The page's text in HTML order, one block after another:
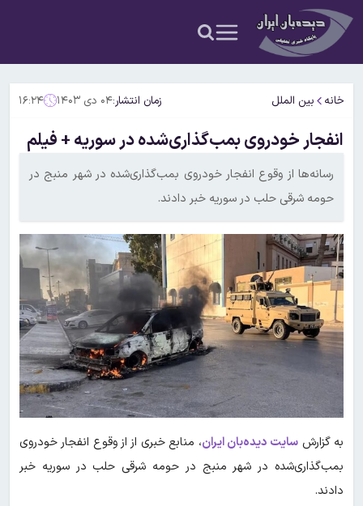
خانه بین الملل زمان انتشار:۰۴ دی ۱۴۰۳ ۱۶:۲۴
انفجار خودروی بمب‌گذاری‌شده در سوریه + فیلم
رسانه‌ها از وقوع انفجار خودروی بمب‌گذاری‌شده در شهر منبج در
حومه شرقی حلب در سوریه خبر دادند.
به گزارش سایت دیده‌بان ایران، منابع خبری از از وقوع انفجار خودروی
بمب‌گذاری‌شده در شهر منبج در حومه شرقی حلب در سوریه خبر
دادند.